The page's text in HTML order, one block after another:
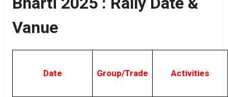
Vanue
Date Group/Trade Activities